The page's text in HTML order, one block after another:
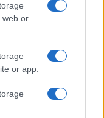
web or
or app.